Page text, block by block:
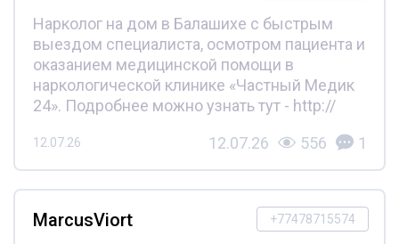
Нарколог на дом в Балашихе с быстрым
выездом специалиста, осмотром пациента и
оказанием медицинской помощи в
наркологической клинике «Частный Медик
24». Подробнее можно узнать тут - http://
12.07.26 12.07.26 556 1
+77478715574
MarcusViort